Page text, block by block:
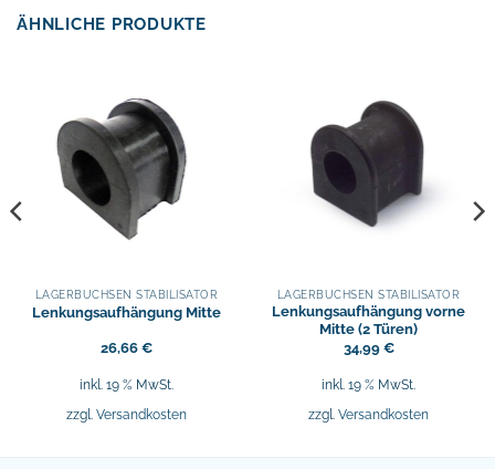
ÄHNLICHE PRODUKTE
LAGERBUCHSEN STABILISATOR
Lenkungsaufhängung Mitte
26,66 €
inkl. 19 % MwSt.
zzgl. Versandkosten
LAGERBUCHSEN STABILISATOR
Lenkungsaufhängung vorne
Mitte (2 Türen)
34,99 €
inkl. 19 % MwSt.
zzgl. Versandkosten